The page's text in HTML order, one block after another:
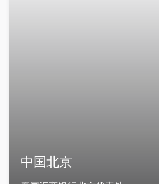
中国北京